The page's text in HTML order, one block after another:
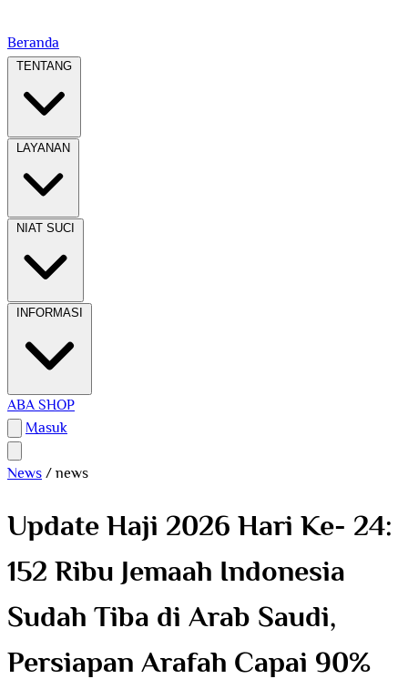
Beranda
TENTANG
LAYANAN
NIAT SUCI
INFORMASI
ABA SHOP
Masuk
News/news
Update Haji 2026 Hari Ke- 24:
152 Ribu Jemaah Indonesia
Sudah Tiba di Arab Saudi,
Persiapan Arafah Capai 90%